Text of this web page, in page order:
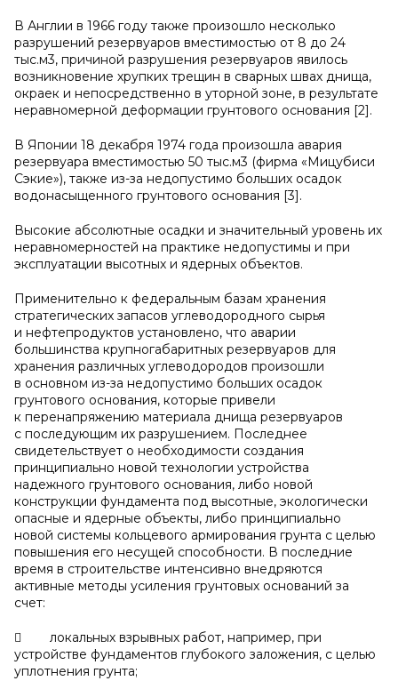
В Англии в 1966 году также произошло несколько
разрушений резервуаров вместимостью от 8 до 24
тыс.м3, причиной разрушения резервуаров явилось
возникновение хрупких трещин в сварных швах днища,
окраек и непосредственно в уторной зоне, в результате
неравномерной деформации грунтового основания [2].
В Японии 18 декабря 1974 года произошла авария
резервуара вместимостью 50 тыс.м3 (фирма «Мицубиси
Сэкие»), также из-за недопустимо больших осадок
водонасыщенного грунтового основания [3].
Высокие абсолютные осадки и значительный уровень их
неравномерностей на практике недопустимы и при
эксплуатации высотных и ядерных объектов.
Применительно к федеральным базам хранения
стратегических запасов углеводородного сырья
и нефтепродуктов установлено, что аварии
большинства крупногабаритных резервуаров для
хранения различных углеводородов произошли
в основном из-за недопустимо больших осадок
грунтового основания, которые привели
к перенапряжению материала днища резервуаров
с последующим их разрушением. Последнее
свидетельствует о необходимости создания
принципиально новой технологии устройства
надежного грунтового основания, либо новой
конструкции фундамента под высотные, экологически
опасные и ядерные объекты, либо принципиально
новой системы кольцевого армирования грунта с целью
повышения его несущей способности. В последние
время в строительстве интенсивно внедряются
активные методы усиления грунтовых оснований за
счет:
 локальных взрывных работ, например, при
устройстве фундаментов глубокого заложения, с целью
уплотнения грунта;